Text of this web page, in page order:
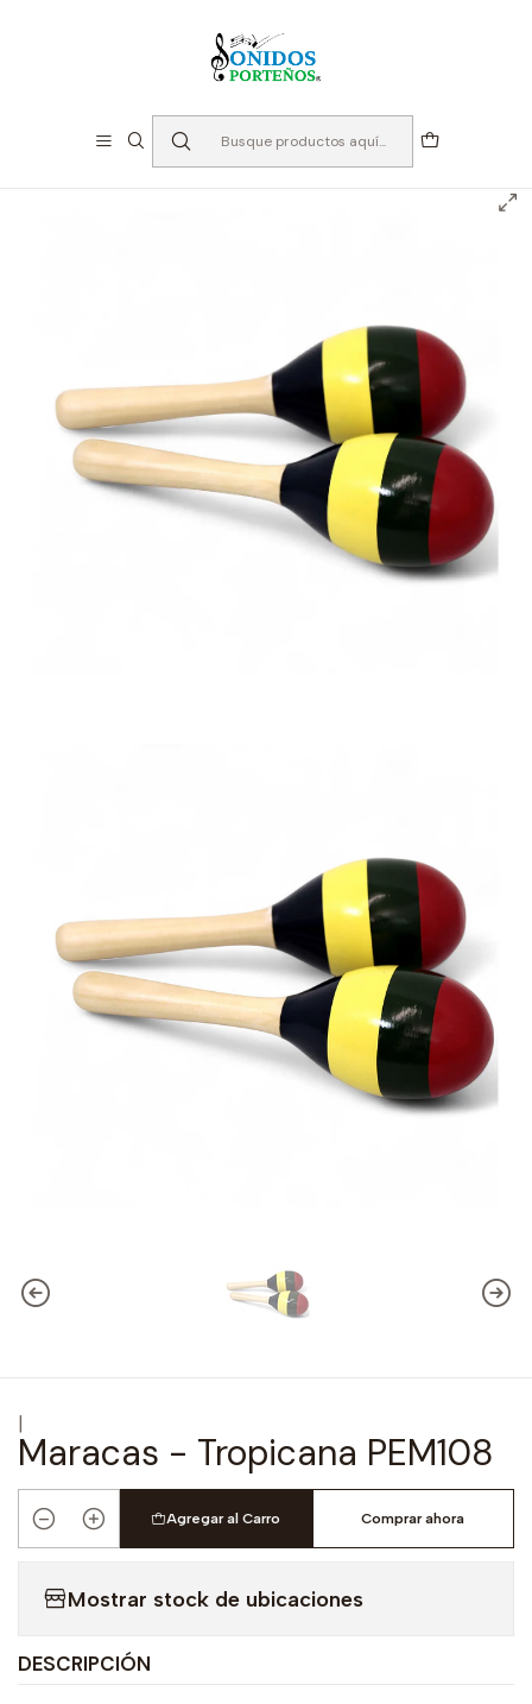
Instrumentos de Percusión
|
Maracas - Tropicana PEM108
Cantidad
Agregar al Carro Comprar ahora
Mostrar stock de ubicaciones
DESCRIPCIÓN